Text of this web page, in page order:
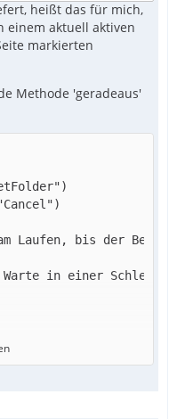
heißt das für mich,
einem aktuell aktiven
markierten
Methode 'geradeaus'